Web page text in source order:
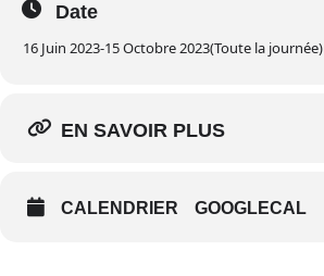
Date
16 Juin 2023-15 Octobre 2023(Toute la journée)
EN SAVOIR PLUS
CALENDRIER GOOGLECAL